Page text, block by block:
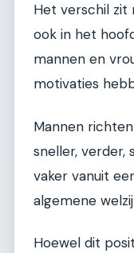
Het verschil zit
ook in het
mannen en
motivaties
Mannen
sneller, verder,
vaker vanuit
algemene
Hoewel dit